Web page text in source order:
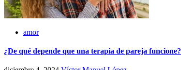
amor
¿De qué depende que una terapia de pareja funcione?